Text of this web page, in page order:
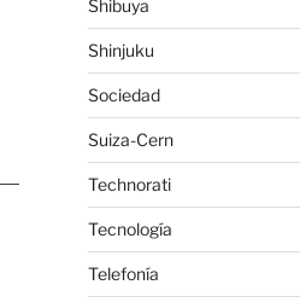
Shibuya
Shinjuku
Sociedad
Suiza-Cern
Technorati
Tecnología
Telefonía